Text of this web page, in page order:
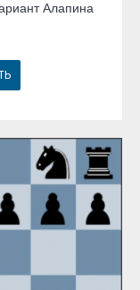
Алапина